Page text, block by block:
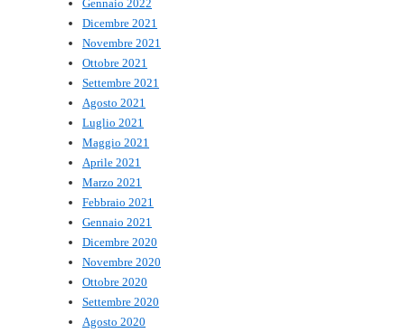
Gennaio 2022
Dicembre 2021
Novembre 2021
Ottobre 2021
Settembre 2021
Agosto 2021
Luglio 2021
Maggio 2021
Aprile 2021
Marzo 2021
Febbraio 2021
Gennaio 2021
Dicembre 2020
Novembre 2020
Ottobre 2020
Settembre 2020
Agosto 2020